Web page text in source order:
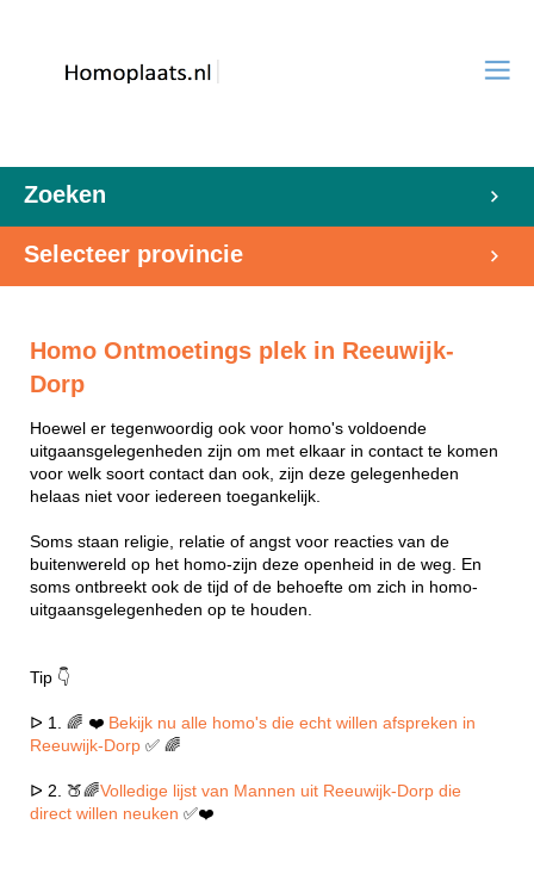
Zoeken
Selecteer provincie
Homo Ontmoetings plek in Reeuwijk-
Dorp
Hoewel er tegenwoordig ook voor homo's voldoende
uitgaansgelegenheden zijn om met elkaar in contact te komen
voor welk soort contact dan ook, zijn deze gelegenheden
helaas niet voor iedereen toegankelijk.
Soms staan religie, relatie of angst voor reacties van de
buitenwereld op het homo-zijn deze openheid in de weg. En
soms ontbreekt ook de tijd of de behoefte om zich in homo-
uitgaansgelegenheden op te houden.
Tip 👇
ᐅ 1. 🌈 ❤️ Bekijk nu alle homo's die echt willen afspreken in
Reeuwijk-Dorp ✅ 🌈
ᐅ 2. 🍑🌈Volledige lijst van Mannen uit Reeuwijk-Dorp die
direct willen neuken ✅❤️